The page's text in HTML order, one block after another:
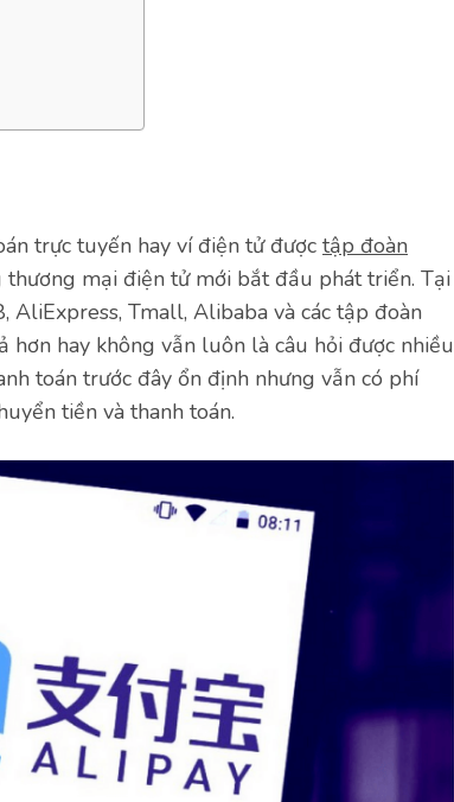
trực tuyến hay ví điện tử được tập đoàn
mại điện tử mới bắt đầu phát triển. Tại
AliExpress, Tmall, Alibaba và các tập đoàn
hơn hay không vẫn luôn là câu hỏi được nhiều
toán trước đây ổn định nhưng vẫn có phí
tiền và thanh toán.